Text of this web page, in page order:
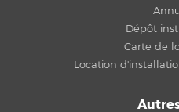
Dépôt
Carte de
Location